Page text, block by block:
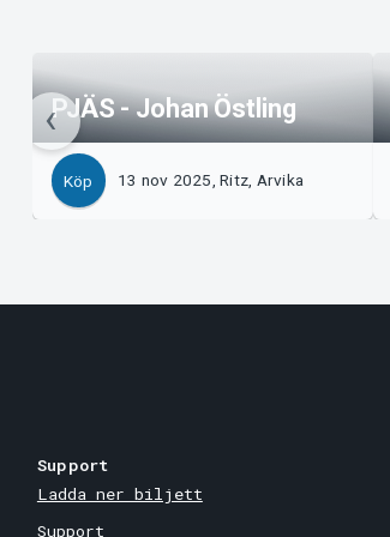
PJÄS - Johan Östling
Köp 13 nov 2025, Ritz, Arvika
Support
Ladda ner biljett
Support